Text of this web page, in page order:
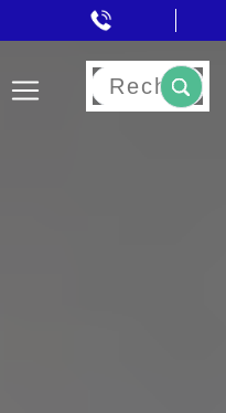
Rechercher